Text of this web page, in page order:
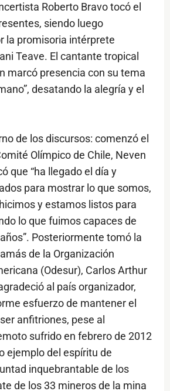
Roberto Bravo tocó el
siendo luego
la promisoria intérprete
Teave. El cantante tropical
marcó presencia con su tema
desatando la alegría y el
de los discursos: comenzó el
Olímpico de Chile, Neven
que “ha llegado el día y
para mostrar lo que somos,
y estamos listos para
lo que fuimos capaces de
Posteriormente tomó la
de la Organización
(Odesur), Carlos Arthur
al país organizador,
esfuerzo de mantener el
anfitriones, pese al
sufrido en febrero de 2012
ejemplo del espíritu de
inquebrantable de los
de los 33 mineros de la mina